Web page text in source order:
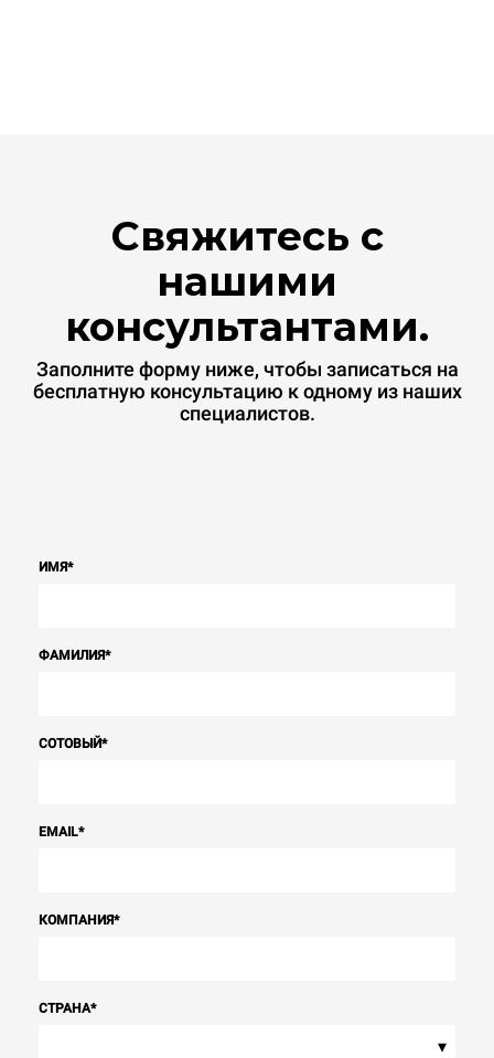
Свяжитесь с
нашими
консультантами.
Заполните форму ниже, чтобы записаться на
бесплатную консультацию к одному из наших
специалистов.
ИМЯ*
ФАМИЛИЯ*
СОТОВЫЙ*
EMAIL*
КОМПАНИЯ*
СТРАНА*
▾